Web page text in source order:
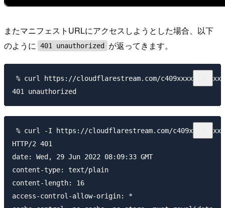
またマニフェストURLにアクセスしようとした場合、以下
のように 401 unauthorized が返ってきます。
% curl https://cloudflarestream.com/
% curl -I https://cloudflarestream.com/
HTTP/2 401
date: Wed, 29 Jun 2022 08:09:33 GMT
content-type: text/plain
content-length: 16
access-control-allow-origin: *